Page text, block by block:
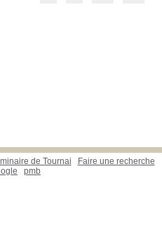
de Tournai
Faire une recherche
pmb